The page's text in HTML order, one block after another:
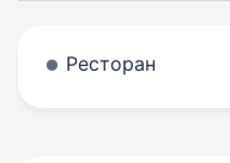
Ресторан